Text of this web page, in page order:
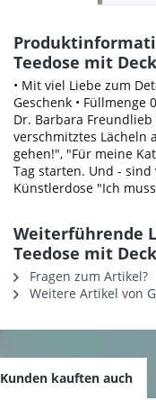
Teedose mit
• Mit viel Liebe zum
Geschenk •
Dr. Barbara
verschmitztes Lächeln
gehen!", "Für meine
Tag starten. Und -
Künstlerdose "Ich
Weiterführende
Teedose mit
Fragen zum Artikel?
Weitere Artikel von
Kunden kauften auch